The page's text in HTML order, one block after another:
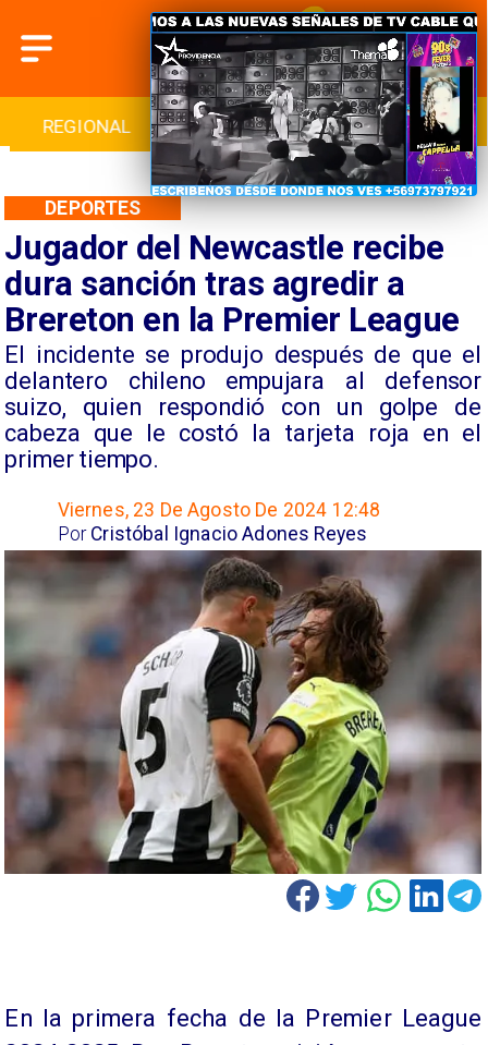
INTERNACIONAL DEPORTES CULTURA
Jugador del Newcastle recibe
dura sanción tras agredir a
Brereton en la Premier League
​El incidente se produjo después de que el
delantero chileno empujara al defensor
suizo, quien respondió con un golpe de
cabeza que le costó la tarjeta roja en el
primer tiempo.
DEPORTES
Viernes, 23 De Agosto De 2024 12:48
Cristóbal Ignacio Adones Reyes
Por
​En la primera fecha de la Premier League